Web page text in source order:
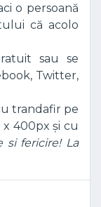
o persoană
că acolo
sau se
Twitter,
trandafir pe
400px și cu
si fericire! La